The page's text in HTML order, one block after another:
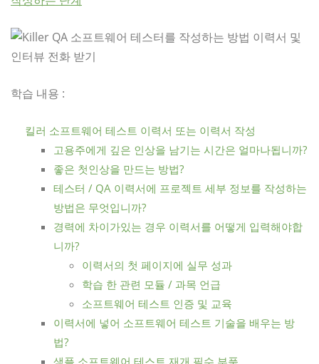
학습 내용 :
킬러 소프트웨어 테스트 이력서 또는 이력서 작성
고용주에게 깊은 인상을 남기는 시간은 얼마나됩니까?
좋은 첫인상을 만드는 방법?
테스터 / QA 이력서에 프로젝트 세부 정보를 작성하는
방법은 무엇입니까?
경력에 차이가있는 경우 이력서를 어떻게 입력해야합
니까?
이력서의 첫 페이지에 실무 성과
학습 한 관련 모듈 / 과목 언급
소프트웨어 테스트 인증 및 교육
이력서에 넣어 소프트웨어 테스트 기술을 배우는 방
법?